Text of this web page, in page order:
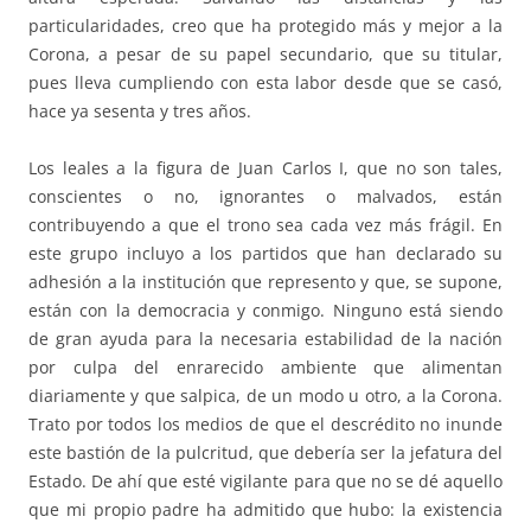
particularidades, creo que ha protegido más y mejor a la
Corona, a pesar de su papel secundario, que su titular,
pues lleva cumpliendo con esta labor desde que se casó,
hace ya sesenta y tres años.
Los leales a la figura de Juan Carlos I, que no son tales,
conscientes o no, ignorantes o malvados, están
contribuyendo a que el trono sea cada vez más frágil. En
este grupo incluyo a los partidos que han declarado su
adhesión a la institución que represento y que, se supone,
están con la democracia y conmigo. Ninguno está siendo
de gran ayuda para la necesaria estabilidad de la nación
por culpa del enrarecido ambiente que alimentan
diariamente y que salpica, de un modo u otro, a la Corona.
Trato por todos los medios de que el descrédito no inunde
este bastión de la pulcritud, que debería ser la jefatura del
Estado. De ahí que esté vigilante para que no se dé aquello
que mi propio padre ha admitido que hubo: la existencia